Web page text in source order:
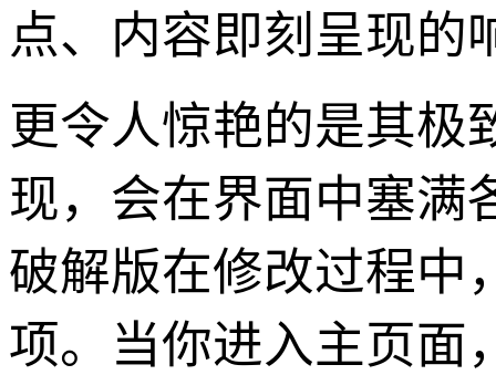
点、内容即刻呈现的
更令人惊艳的是其极
现，会在界面中塞满
破解版在修改过程中
项。当你进入主页面